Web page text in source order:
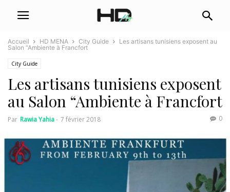
Accueil HD MENA City Guide
Les artisans tunisiens exposent au
Salon “Ambiente à Francfort
City Guide
Les artisans tunisiens exposent
au Salon “Ambiente à Francfort
Par Rawia Yahia- 7 février 2018 0